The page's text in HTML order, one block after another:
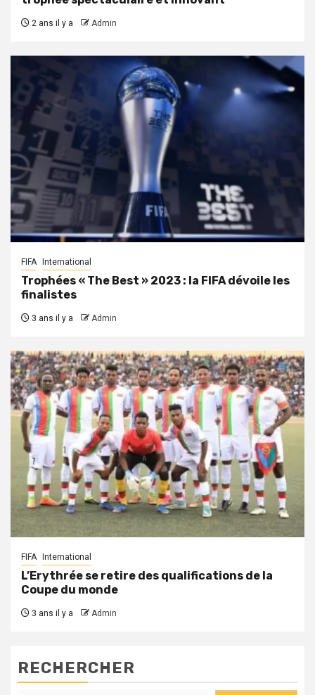
2 ans il y a Admin
FIFA International
Trophées « The Best » 2023 : la FIFA dévoile les
finalistes
3 ans il y a Admin
FIFA International
L’Erythrée se retire des qualifications de la
Coupe du monde
3 ans il y a Admin
RECHERCHER